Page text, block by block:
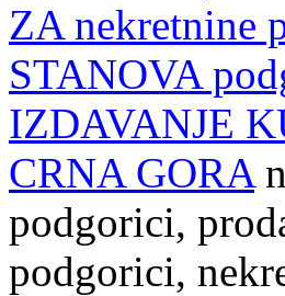
ZA nekretnine
STANOVA
IZDAVANJE
CRNA GORA
podgorici,
podgorici,